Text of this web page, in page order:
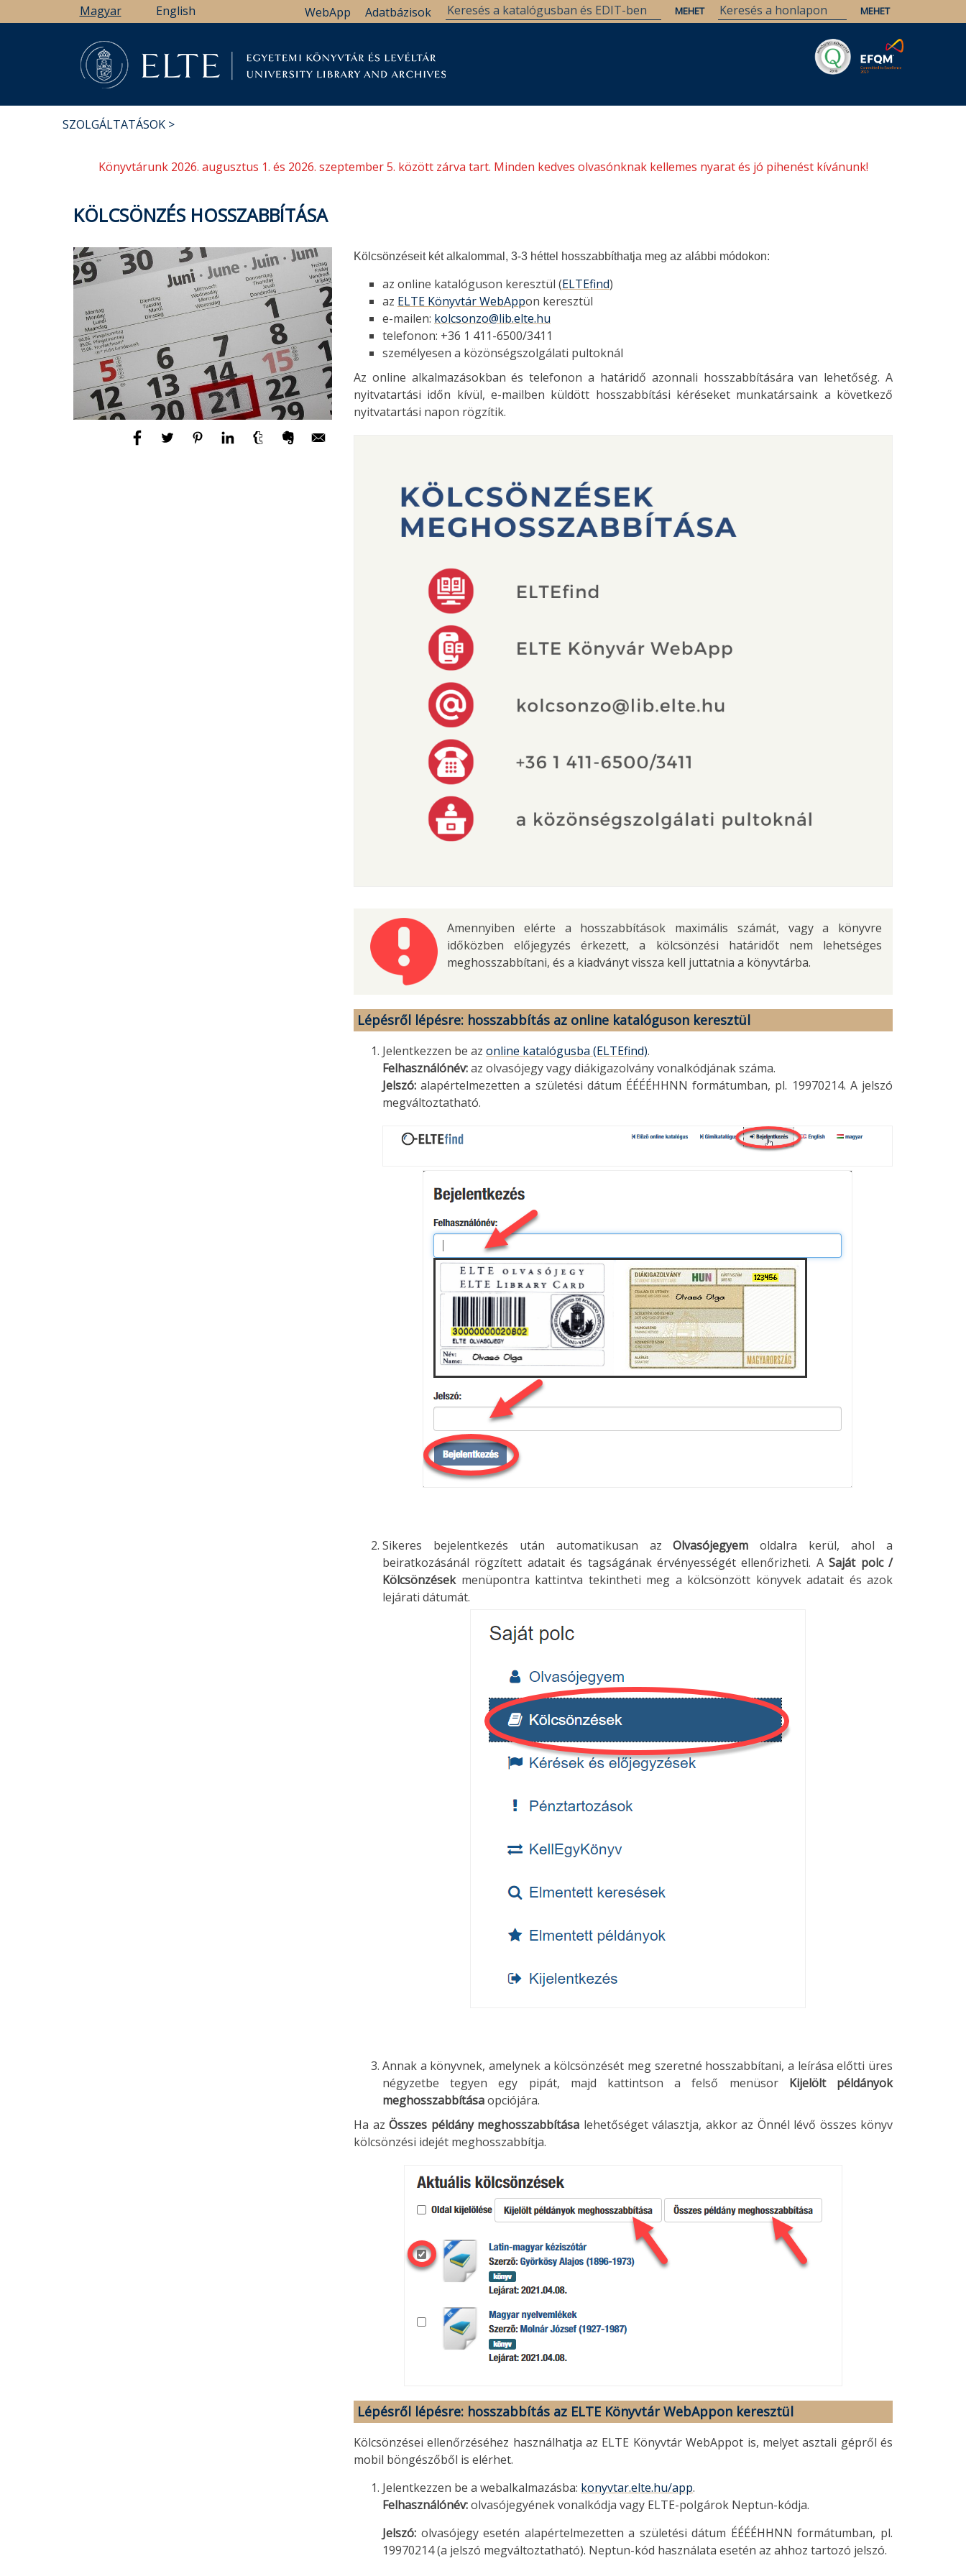
a
Magyar English Adatbázisok
WebApp
SZOLGÁLTATÁSOK
Könyvtárunk 2026. augusztus 1. és 2026. szeptember 5. között zárva tart. Minden kedves olvasónknak kellemes nyarat és jó pihenést kívánunk!
KÖLCSÖNZÉS HOSSZABBÍTÁSA
Kölcsönzéseit két alkalommal, 3-3 héttel hosszabbíthatja meg az alábbi módokon:
az online katalóguson keresztül (ELTEfind)
az ELTE Könyvtár WebAppon keresztül
e-mailen: kolcsonzo@lib.elte.hu
telefonon: +36 1 411-6500/3411
személyesen a közönségszolgálati pultoknál
Az online alkalmazásokban és telefonon a határidő azonnali hosszabbítására van lehetőség. A
nyitvatartási időn kívül, e-mailben küldött hosszabbítási kéréseket munkatársaink a következő
nyitvatartási napon rögzítik.
Amennyiben elérte a hosszabbítások maximális számát, vagy a könyvre
időközben előjegyzés érkezett, a kölcsönzési határidőt nem lehetséges
meghosszabbítani, és a kiadványt vissza kell juttatnia a könyvtárba.
Lépésről lépésre: hosszabbítás az online katalóguson keresztül
Jelentkezzen be az online katalógusba (ELTEfind).
Felhasználónév:az olvasójegy vagy diákigazolvány vonalkódjának száma.
Jelszó: alapértelmezetten a születési dátum ÉÉÉÉHHNN formátumban, pl. 19970214. A jelszó
megváltoztatható.
Sikeres bejelentkezés után automatikusan azOlvasójegyem oldalra kerül, ahol a
beiratkozásánál rögzített adatait és tagságának érvényességét ellenőrizheti. ASaját polc /
Kölcsönzésekmenüpontra kattintva tekintheti meg a kölcsönzött könyvek adatait és azok
lejárati dátumát.
Annak a könyvnek, amelynek a kölcsönzését meg szeretné hosszabbítani, a leírása előtti üres
négyzetbe tegyen egy pipát, majd kattintson a felső menüsor Kijelölt példányok
meghosszabbításaopciójára.
Ha az Összes példány meghosszabbítása lehetőséget választja, akkor az Önnél lévő összes könyv
kölcsönzési idejét meghosszabbítja.
Lépésről lépésre: hosszabbítás az ELTE Könyvtár WebAppon keresztül
Kölcsönzései ellenőrzéséhez használhatja az ELTE Könyvtár WebAppot is, melyet asztali gépről és
mobil böngészőből is elérhet.
Jelentkezzen be a webalkalmazásba: konyvtar.elte.hu/app.
Felhasználónév:olvasójegyének vonalkódja vagy ELTE-polgárok Neptun-kódja.
Jelszó: olvasójegy esetén alapértelmezetten a születési dátum ÉÉÉÉHHNN formátumban, pl.
19970214 (a jelszó megváltoztatható). Neptun-kód használata esetén az ahhoz tartozó jelszó.